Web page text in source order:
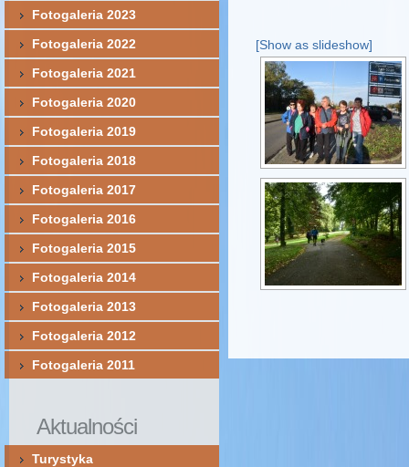
[Show as slideshow]
Fotogaleria 2023
Fotogaleria 2022
Fotogaleria 2021
Fotogaleria 2020
Fotogaleria 2019
Fotogaleria 2018
Fotogaleria 2017
Fotogaleria 2016
Fotogaleria 2015
Fotogaleria 2014
Fotogaleria 2013
Fotogaleria 2012
Fotogaleria 2011
Aktualności
Turystyka